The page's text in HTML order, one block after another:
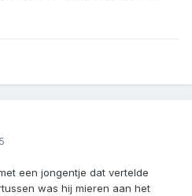
een jongentje dat vertelde
was hij mieren aan het